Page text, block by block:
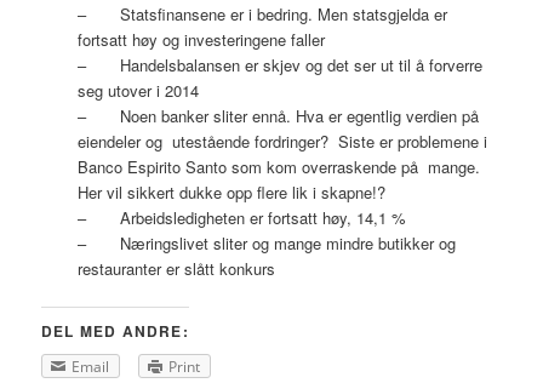
– Statsfinansene er i bedring. Men statsgjelda er
fortsatt høy og investeringene faller
– Handelsbalansen er skjev og det ser ut til å forverre
seg utover i 2014
– Noen banker sliter ennå. Hva er egentlig verdien på
eiendeler og utestående fordringer? Siste er problemene i
Banco Espirito Santo som kom overraskende på mange.
Her vil sikkert dukke opp flere lik i skapne!?
– Arbeidsledigheten er fortsatt høy, 14,1 %
– Næringslivet sliter og mange mindre butikker og
restauranter er slått konkurs
DEL MED ANDRE:
Email Print